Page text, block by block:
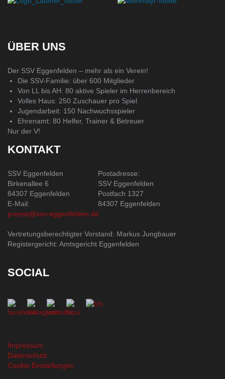
ÜBER UNS
Der SSV Eggenfelden – mehr als ein Verein!
Die SSV-Familie: über 600 Mitglieder
Von LL bis AH: 80 aktive Spieler im Herrenbereich
Volles Haus: 250 Zuschauer pro Spiel
Jugendarbeit: 150 Nachwuchsspieler
Ehrenamt: 80 Helfer, Trainer & Betreuer
Nur der V!
KONTAKT
SSV Eggenfelden
Birkenallee 6
84307 Eggenfelden
E-Mail:
presse@ssv-eggenfelden.de
Postadresse:
SSV Eggenfelden
Postfach 1327
84307 Eggenfelden
Vertretungsberechtigter Vorstand: Markus Jungbauer
Registergericht: Amtsgericht Eggenfelden
SOCIAL
Impressum
Datenschutz
Cookie Einstellungen